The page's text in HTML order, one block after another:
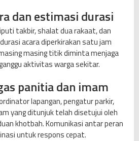
dan estimasi durasi
takbir, shalat dua rakaat, dan
acara diperkirakan satu jam
masing titik diminta menjaga
aktivitas warga sekitar.
panitia dan imam
lapangan, pengatur parkir,
yang ditunjuk telah disetujui oleh
khotbah. Komunikasi antar peran
untuk respons cepat.